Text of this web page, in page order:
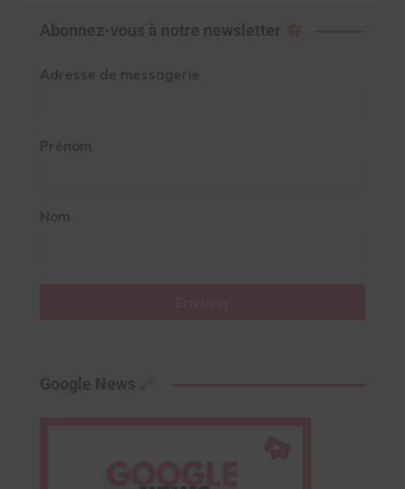
Abonnez-vous à notre newsletter
Adresse de messagerie
Prénom
Nom
Google News